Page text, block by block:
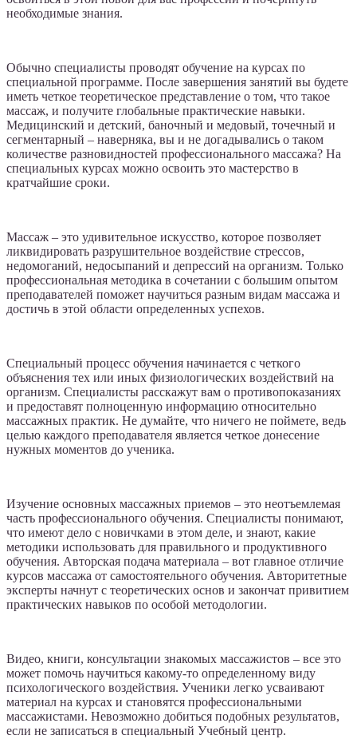
необходимые знания.
Обычно специалисты проводят обучение на курсах по
специальной программе. После завершения занятий вы будете
иметь четкое теоретическое представление о том, что такое
массаж, и получите глобальные практические навыки.
Медицинский и детский, баночный и медовый, точечный и
сегментарный – наверняка, вы и не догадывались о таком
количестве разновидностей профессионального массажа? На
специальных курсах можно освоить это мастерство в
кратчайшие сроки.
Массаж – это удивительное искусство, которое позволяет
ликвидировать разрушительное воздействие стрессов,
недомоганий, недосыпаний и депрессий на организм. Только
профессиональная методика в сочетании с большим опытом
преподавателей поможет научиться разным видам массажа и
достичь в этой области определенных успехов.
Специальный процесс обучения начинается с четкого
объяснения тех или иных физиологических воздействий на
организм. Специалисты расскажут вам о противопоказаниях
и предоставят полноценную информацию относительно
массажных практик. Не думайте, что ничего не поймете, ведь
целью каждого преподавателя является четкое донесение
нужных моментов до ученика.
Изучение основных массажных приемов – это неотъемлемая
часть профессионального обучения. Специалисты понимают,
что имеют дело с новичками в этом деле, и знают, какие
методики использовать для правильного и продуктивного
обучения. Авторская подача материала – вот главное отличие
курсов массажа от самостоятельного обучения. Авторитетные
эксперты начнут с теоретических основ и закончат привитием
практических навыков по особой методологии.
Видео, книги, консультации знакомых массажистов – все это
может помочь научиться какому-то определенному виду
психологического воздействия. Ученики легко усваивают
материал на курсах и становятся профессиональными
массажистами. Невозможно добиться подобных результатов,
если не записаться в специальный Учебный центр.